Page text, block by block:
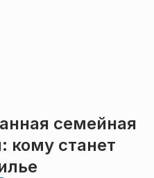
семейная
кому станет